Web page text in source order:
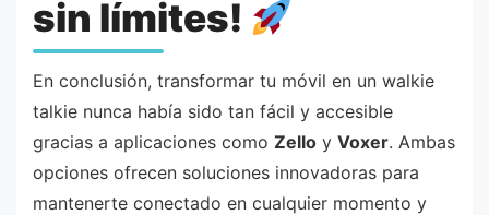
sin límites!
En conclusión, transformar tu móvil en un walkie
talkie nunca había sido tan fácil y accesible
gracias a aplicaciones como Zello y Voxer. Ambas
opciones ofrecen soluciones innovadoras para
mantenerte conectado en cualquier momento y